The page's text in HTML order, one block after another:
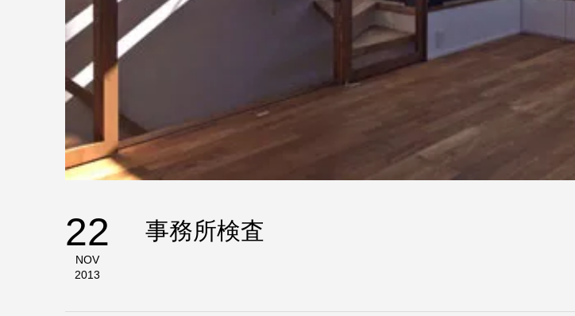
22
NOV
2013
事務所検査